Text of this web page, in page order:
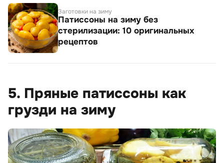
Заготовки на зиму
Патиссоны на зиму без
стерилизации: 10 оригинальных
рецептов
5. Пряные патиссоны как
грузди на зиму